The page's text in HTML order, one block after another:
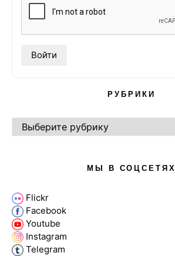
РУБРИКИ
МЫ В СОЦСЕТЯХ
Flickr
Facebook
Youtube
Instagram
Telegram